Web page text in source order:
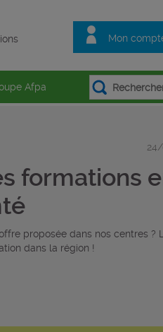
Mon
Afpa
formations
proposée dans nos centres ?
dans la région !